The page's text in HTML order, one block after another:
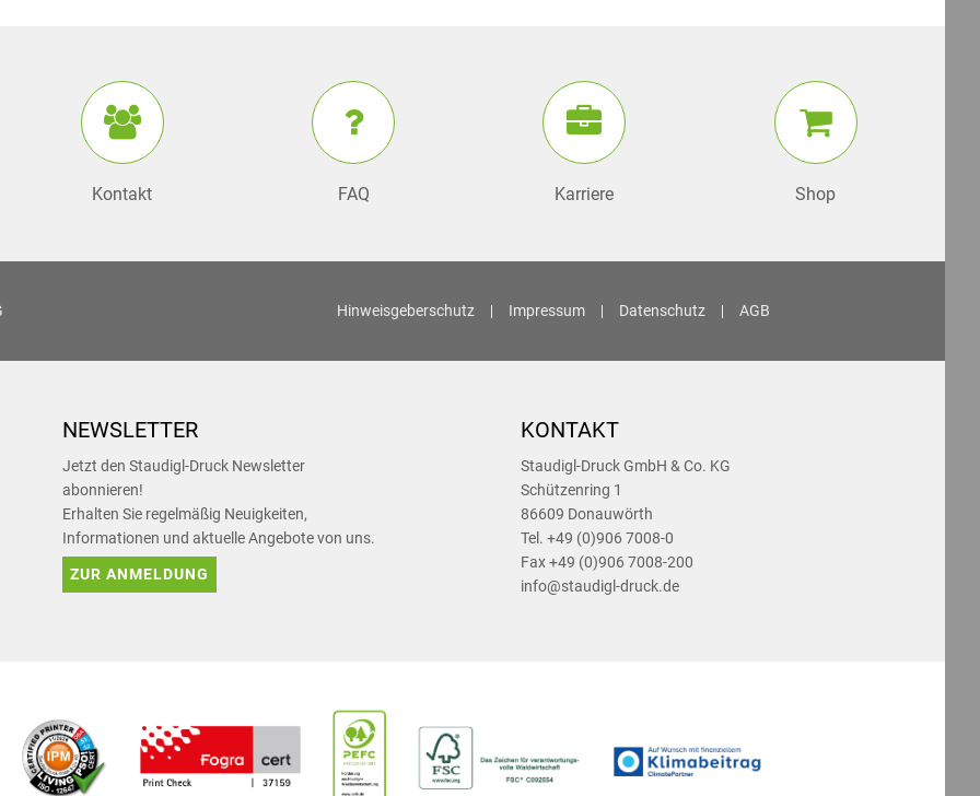
Kontakt FAQ Karriere Shop
Hinweisgeberschutz Impressum Datenschutz AGB
NEWSLETTER
Jetzt den Staudigl-Druck Newsletter
abonnieren!
Erhalten Sie regelmäßig Neuigkeiten,
Informationen und aktuelle Angebote von uns.
ZUR ANMELDUNG
KONTAKT
Staudigl-Druck GmbH & Co. KG
Schützenring 1
86609 Donauwörth
Tel. +49 (0)906 7008-0
Fax +49 (0)906 7008-200
info@staudigl-druck.de